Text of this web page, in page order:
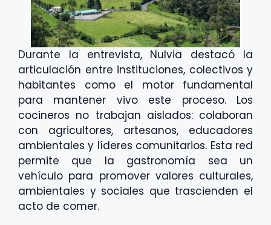
Durante la entrevista, Nulvia destacó la
articulación entre instituciones, colectivos y
habitantes como el motor fundamental
para mantener vivo este proceso. Los
cocineros no trabajan aislados: colaboran
con agricultores, artesanos, educadores
ambientales y líderes comunitarios. Esta red
permite que la gastronomía sea un
vehículo para promover valores culturales,
ambientales y sociales que trascienden el
acto de comer.